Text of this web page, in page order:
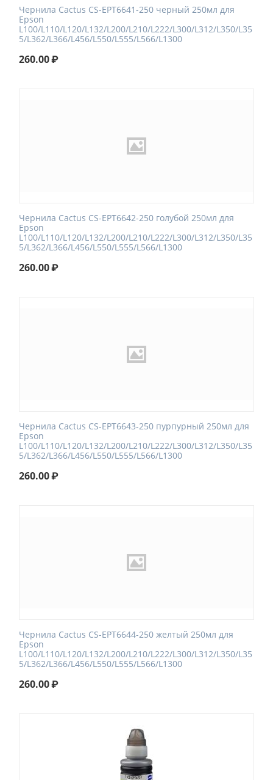
Чернила Cactus CS-EPT6641-250 черный 250мл для
Epson
L100/L110/L120/L132/L200/L210/L222/L300/L312/L350/L35
5/L362/L366/L456/L550/L555/L566/L1300
260.00₽
Чернила Cactus CS-EPT6642-250 голубой 250мл для
Epson
L100/L110/L120/L132/L200/L210/L222/L300/L312/L350/L35
5/L362/L366/L456/L550/L555/L566/L1300
260.00₽
Чернила Cactus CS-EPT6643-250 пурпурный 250мл для
Epson
L100/L110/L120/L132/L200/L210/L222/L300/L312/L350/L35
5/L362/L366/L456/L550/L555/L566/L1300
260.00₽
Чернила Cactus CS-EPT6644-250 желтый 250мл для
Epson
L100/L110/L120/L132/L200/L210/L222/L300/L312/L350/L35
5/L362/L366/L456/L550/L555/L566/L1300
260.00₽